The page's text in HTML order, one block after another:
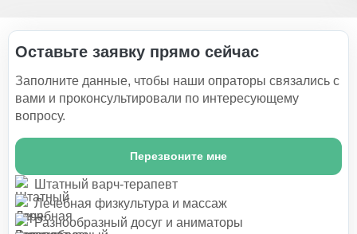
Оставьте заявку прямо сейчас
Заполните данные, чтобы наши опраторы связались с
вами и проконсультировали по интересующему
вопросу.
Перезвоните мне
Штатный варч-терапевт
Лечебная физкультура и массаж
Разнообразный досуг и аниматоры